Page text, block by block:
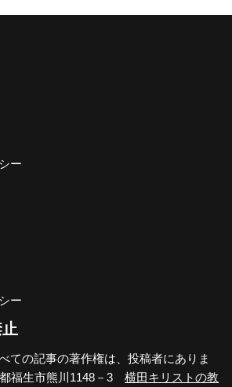
ー
ー
ての記事の著作権は、投稿者にありま
福生市熊川1148－3 横田キリストの教